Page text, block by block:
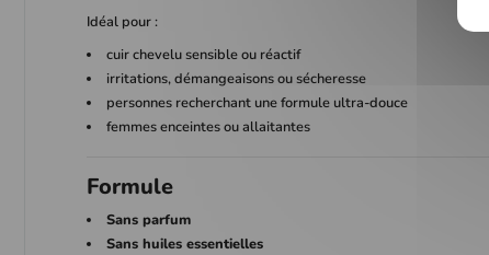
Idéal pour :
cuir chevelu sensible ou réactif
irritations, démangeaisons ou sécheresse
personnes recherchant une formule ultra-douce
femmes enceintes ou allaitantes
Formule
Sans parfum
Sans huiles essentielles